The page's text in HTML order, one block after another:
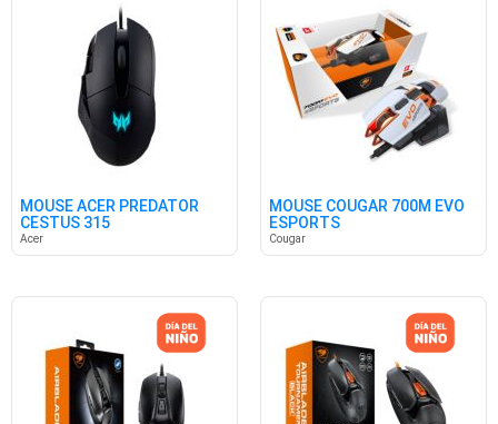
MOUSE ACER PREDATOR
CESTUS 315
Acer
MOUSE COUGAR 700M EVO
ESPORTS
Cougar